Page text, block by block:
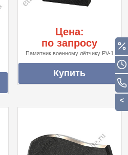
Цена:
по запросу
Памятник военному лётчику PV-1